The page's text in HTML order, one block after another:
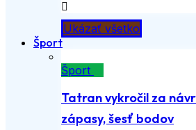
Ukázať všetko
Šport
Šport
Tatran vykročil za
zápasy, šesť bodov